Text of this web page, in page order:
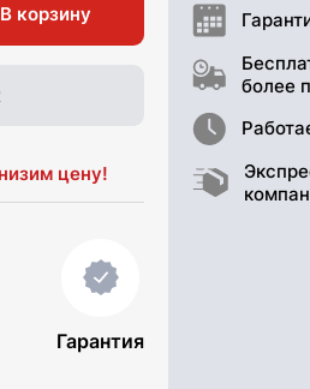
В корзину
цену!
Гарантия
более